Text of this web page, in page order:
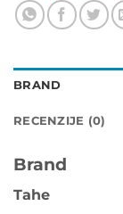
BRAND
RECENZIJE (0)
Brand
Tahe